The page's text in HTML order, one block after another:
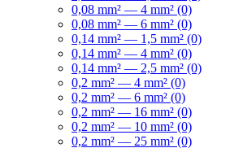
0,08 mm² — 4 mm² (0)
0,08 mm² — 6 mm² (0)
0,14 mm² — 1,5 mm² (0)
0,14 mm² — 4 mm² (0)
0,14 mm² — 2,5 mm² (0)
0,2 mm² — 4 mm² (0)
0,2 mm² — 6 mm² (0)
0,2 mm² — 16 mm² (0)
0,2 mm² — 10 mm² (0)
0,2 mm² — 25 mm² (0)